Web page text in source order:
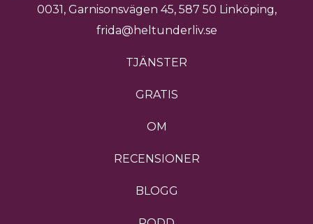
0031, Garnisonsvägen 45, 587 50 Linköping,
frida@heltunderliv.se
TJÄNSTER
GRATIS
OM
RECENSIONER
BLOGG